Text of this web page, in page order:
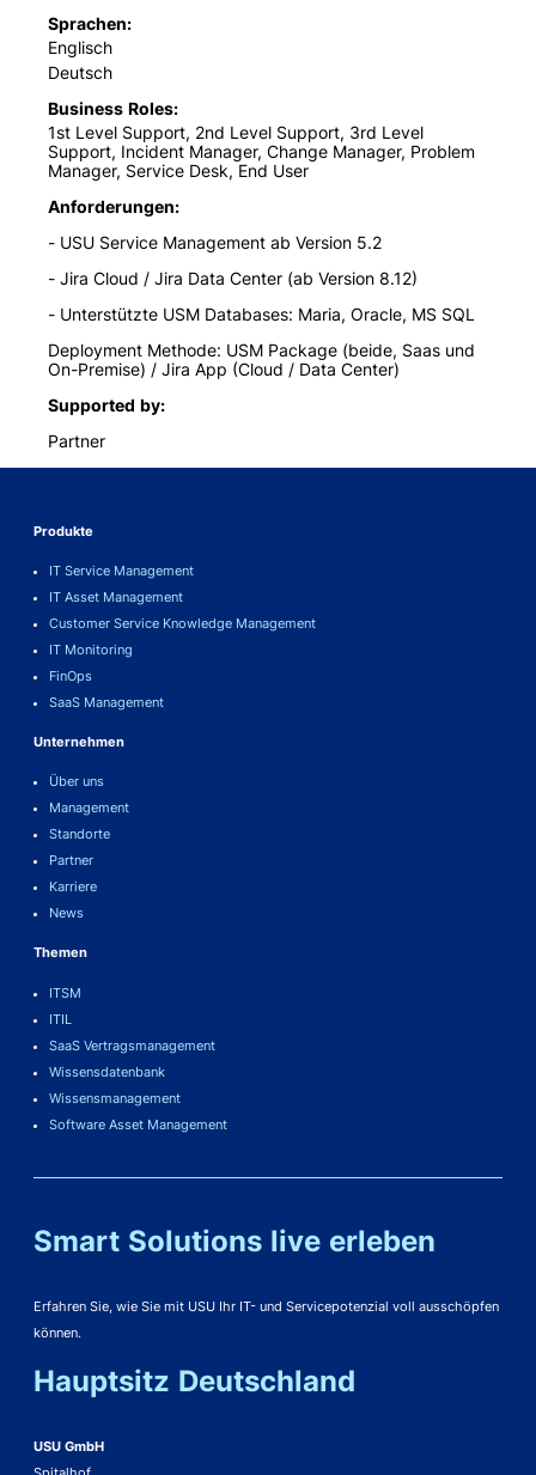
Sprachen
Englisch
Deutsch
Business Roles
1st Level Support, 2nd Level Support, 3rd Level
Support, Incident Manager, Change Manager, Problem
Manager, Service Desk, End User
Anforderungen
- USU Service Management ab Version 5.2
- Jira Cloud / Jira Data Center (ab Version 8.12)
- Unterstützte USM Databases: Maria, Oracle, MS SQL
Deployment Methode: USM Package (beide, Saas und
On-Premise) / Jira App (Cloud / Data Center)
Supported by
Partner
Produkte
IT Service Management
IT Asset Management
Customer Service Knowledge Management
IT Monitoring
FinOps
SaaS Management
Unternehmen
Über uns
Management
Standorte
Partner
Karriere
News
Themen
ITSM
ITIL
SaaS Vertragsmanagement
Wissensdatenbank
Wissensmanagement
Software Asset Management
Smart Solutions live erleben
Erfahren Sie, wie Sie mit USU Ihr IT- und Servicepotenzial voll ausschöpfen
können.
Hauptsitz Deutschland
USU GmbH